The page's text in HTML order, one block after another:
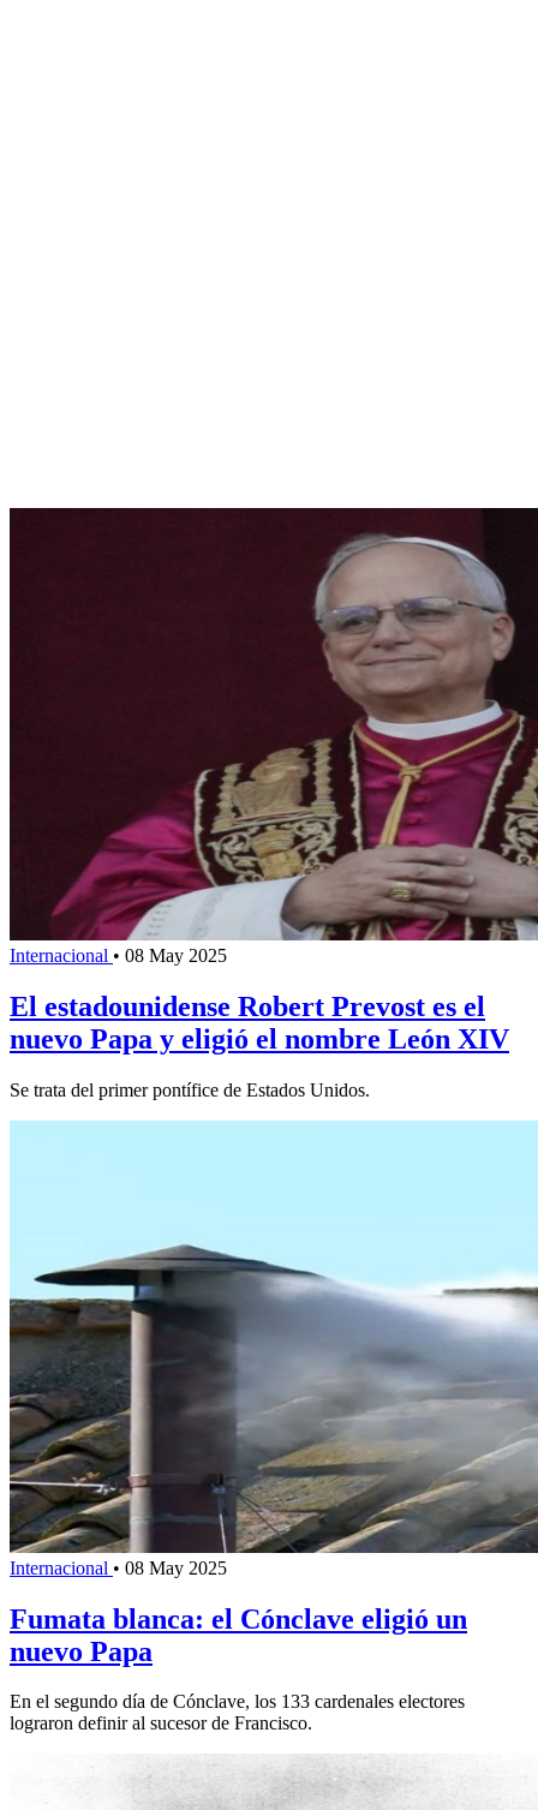
Internacional • 08 May 2025
El estadounidense Robert Prevost es el
nuevo Papa y eligió el nombre León XIV
Se trata del primer pontífice de Estados Unidos.
Internacional • 08 May 2025
Fumata blanca: el Cónclave eligió un
nuevo Papa
En el segundo día de Cónclave, los 133 cardenales electores
lograron definir al sucesor de Francisco.